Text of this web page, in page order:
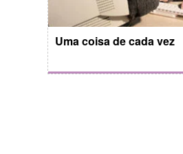
Uma coisa de cada vez